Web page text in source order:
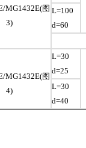
L=100
d=60
L=30
d=25
L=30
d=40